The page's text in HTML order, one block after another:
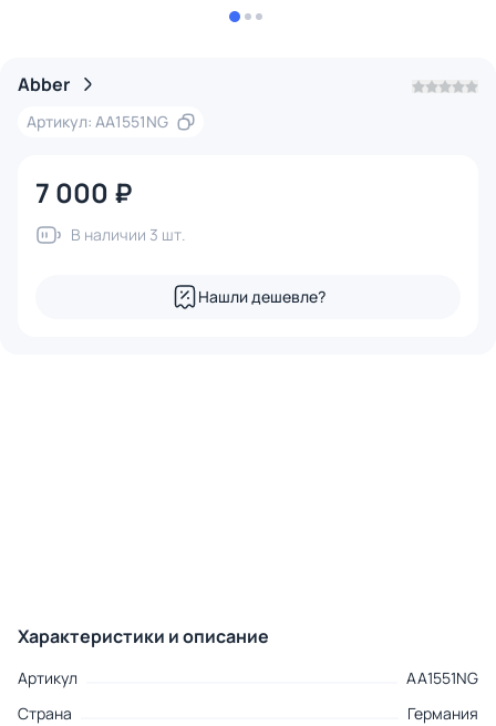
Abber
Артикул: AA1551NG
7 000 ₽
В наличии 3 шт.
Нашли дешевле?
Характеристики и описание
Артикул
AA1551NG
Страна
Германия